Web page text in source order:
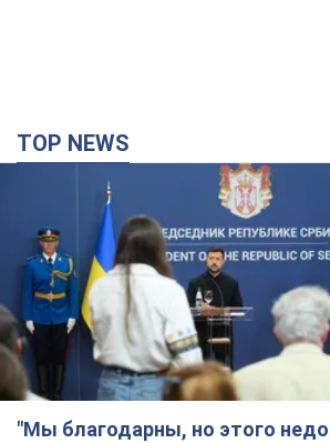
TOP NEWS
"Мы благодарны, но этого